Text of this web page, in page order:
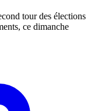
tour des élections
ce dimanche